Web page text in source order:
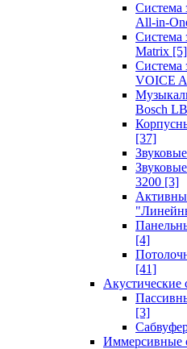
Система
All-in-
Система
Matrix [5]
Система
VOICE
Bosch
[37]
3200 [3]
[4]
[41]
Акустические
[3]
Иммерсивные